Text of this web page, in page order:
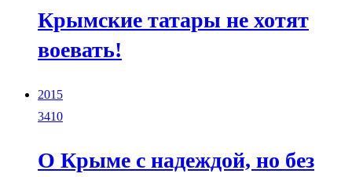
Крымские татары не хотят
воевать!
2015
3410
О Крыме с надеждой, но без